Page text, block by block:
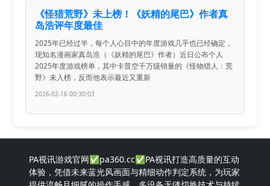
《怪猎荒野》未上榜！《妖精的尾巴》作者真
岛浩评年度最佳
2025年已经过半，每个人心目中的年度游戏几乎也已经确定，
现知名漫画家真岛浩（《妖精的尾巴》作者）近日公布个人
2025年度游戏榜单，其中卡普空千万级销量的《怪物猎人：荒
野》未入榜，反而他表示最近又重新
2026-02-16 00:30:03
PA视讯游戏官网✅pa360.cc✅PA视讯打造高质量的互动
体验，凭借未来蓝光风画面与精细动作判定系统，为玩家